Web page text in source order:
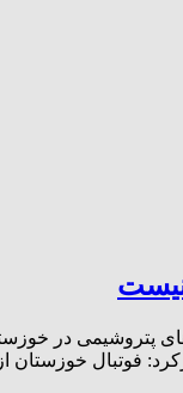
در
فوتبال